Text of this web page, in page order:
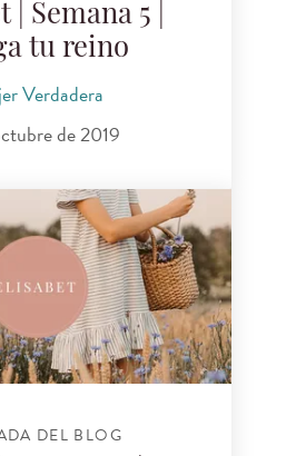
| Semana 5 |
tu reino
Verdadera
de 2019
DEL BLOG